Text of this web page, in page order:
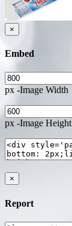
×
Embed
px -Image Width
px -Image Height
×
Report